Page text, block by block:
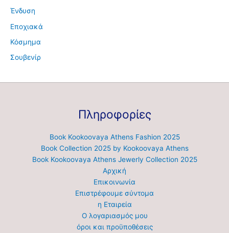
Ένδυση
Εποχιακά
Κόσμημα
Σουβενίρ
Πληροφορίες
Book Kookoovaya Athens Fashion 2025
Book Collection 2025 by Kookoovaya Athens
Book Kookoovaya Athens Jewerly Collection 2025
Αρχική
Επικοινωνία
Επιστρέφουμε σύντομα
η Εταιρεία
Ο λογαριασμός μου
όροι και προϋποθέσεις